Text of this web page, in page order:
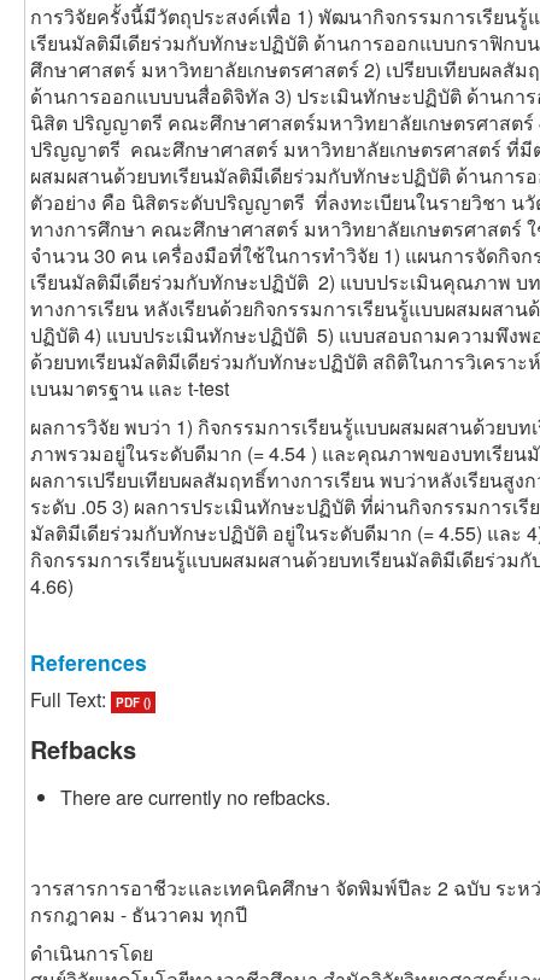
การวิจัยครั้งนี้มีวัตถุประสงค์เพื่อ 1) พัฒนากิจกรรมการเรีย
เรียนมัลติมีเดียร่วมกับทักษะปฏิบัติ ด้านการออกแบบกราฟิ
ศึกษาศาสตร์ มหาวิทยาลัยเกษตรศาสตร์ 2) เปรียบเทียบผลสัม
ด้านการออกแบบบนสื่อดิจิทัล 3) ประเมินทักษะปฏิบัติ ด้านก
นิสิต ปริญญาตรี คณะศึกษาศาสตร์มหาวิทยาลัยเกษตรศาสต
ปริญญาตรี คณะศึกษาศาสตร์ มหาวิทยาลัยเกษตรศาสตร์ ที่มี
ผสมผสานด้วยบทเรียนมัลติมีเดียร่วมกับทักษะปฏิบัติ ด้านกา
ตัวอย่าง คือ นิสิตระดับปริญญาตรี ที่ลงทะเบียนในรายวิชา น
ทางการศึกษา คณะศึกษาศาสตร์ มหาวิทยาลัยเกษตรศาสตร์
จำนวน 30 คน เครื่องมือที่ใช้ในการทำวิจัย 1) แผนการจัดกิจ
เรียนมัลติมีเดียร่วมกับทักษะปฏิบัติ 2) แบบประเมินคุณภาพ บ
ทางการเรียน หลังเรียนด้วยกิจกรรมการเรียนรู้แบบผสมผสา
ปฏิบัติ 4) แบบประเมินทักษะปฏิบัติ 5) แบบสอบถามความพึงพ
ด้วยบทเรียนมัลติมีเดียร่วมกับทักษะปฏิบัติ สถิติในการวิเคราะ
เบนมาตรฐาน และ t-test
ผลการวิจัย พบว่า 1) กิจกรรมการเรียนรู้แบบผสมผสานด้วยบ
ภาพรวมอยู่ในระดับดีมาก (=4.54 ) และคุณภาพของบทเรียน
ผลการเปรียบเทียบผลสัมฤทธิ์ทางการเรียน พบว่าหลังเรียนสู
ระดับ .05 3) ผลการประเมินทักษะปฏิบัติ ที่ผ่านกิจกรรมการเ
มัลติมีเดียร่วมกับทักษะปฏิบัติ อยู่ในระดับดีมาก (=4.55) และ
กิจกรรมการเรียนรู้แบบผสมผสานด้วยบทเรียนมัลติมีเดียร่วม
4.66)
References
[1] สำนักนโยบายและแผนการอุดมศึกษาสำนักงาน
คณะกรรมการการอุดมศึกษากระทรวงศึกษาธิการ.
(2561).แผนปฏิบัติการ. กรุงเทพมหานคร.
2556. กรุงเทพมหานคร
[3] สำนักงานเลขาธิการสภาการศึกษา. (2560).
Full Text: PDF ()
Refbacks
There are currently no refbacks.
วารสารการอาชีวะและเทคนิคศึกษา จัดพิมพ์ปีละ 2 ฉบับ ระห
กรกฎาคม - ธันวาคม ทุกปี
ดำเนินการโดย